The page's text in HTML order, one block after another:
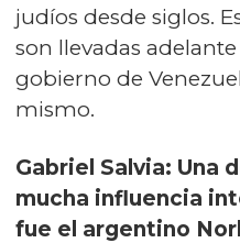
judíos desde siglos.
son llevadas
gobierno de
mismo.
Gabriel Salvia: Una
mucha influencia
fue el argentino